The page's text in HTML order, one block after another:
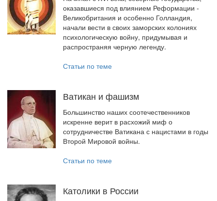
оказавшиеся под влиянием Реформации -
Великобритания и особенно Голландия,
начали вести в своих заморских колониях
психологическую войну, придумывая и
распространяя черную легенду.
Статьи по теме
Ватикан и фашизм
Большинство наших соотечественников
искренне верит в расхожий миф о
сотрудничестве Ватикана с нацистами в годы
Второй Мировой войны.
Статьи по теме
Католики в России